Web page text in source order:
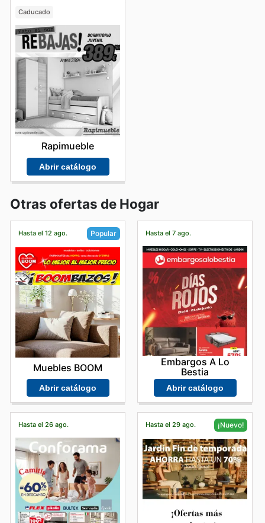
Caducado
Rapimueble
Abrir catálogo
Otras ofertas de Hogar
Hasta el 12 ago. Popular
Muebles BOOM
Abrir catálogo
Hasta el 7 ago.
Embargos A Lo
Bestia
Abrir catálogo
Hasta el 26 ago. Hasta el 29 ago. ¡Nuevo!